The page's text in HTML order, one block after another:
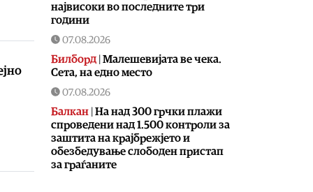
највисоки во последните три
години
07.08.2026
Билборд | Малешевијата ве чека.
Сета, на едно место
07.08.2026
Балкан | На над 300 грчки плажи
спроведени над 1.500 контроли за
заштита на крајбрежјето и
обезбедување слободен пристап
за граѓаните